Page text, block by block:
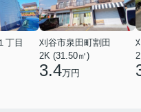
丁目
刈谷市泉田町割田
2K (31.50㎡)
3.4万円